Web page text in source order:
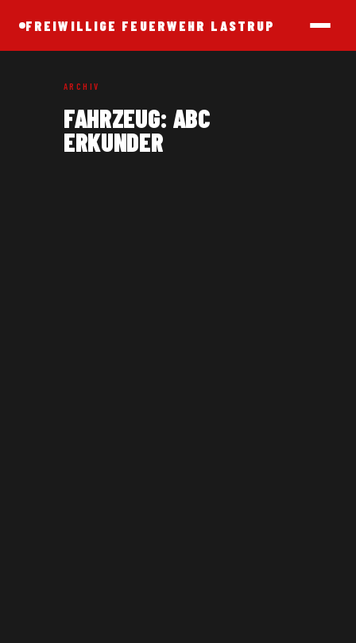
FREIWILLIGE FEUERWEHR LASTRUP
ARCHIV
FAHRZEUG: ABC
ERKUNDER